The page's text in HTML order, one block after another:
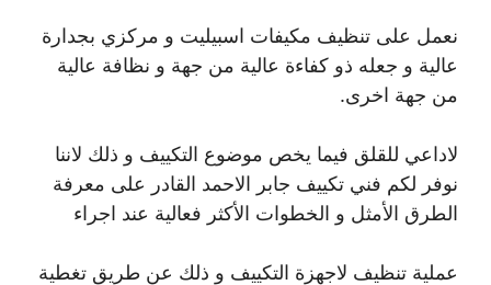
نعمل على تنظيف مكيفات اسبيليت و مركزي بجدارة
عالية و جعله ذو كفاءة عالية من جهة و نظافة عالية
من جهة اخرى.
لاداعي للقلق فيما يخص موضوع التكييف و ذلك لاننا
نوفر لكم فني تكييف جابر الاحمد القادر على معرفة
الطرق الأمثل و الخطوات الأكثر فعالية عند اجراء
عملية تنظيف لاجهزة التكييف و ذلك عن طريق تغطية